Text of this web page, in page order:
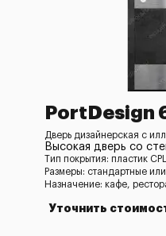
PortDesign
Дверь дизайнерская с
Высокая дверь со
Тип покрытия: пластик CPL
Размеры: стандартные
Назначение: кафе,
Уточнить